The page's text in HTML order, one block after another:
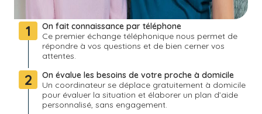
1
On fait connaissance par téléphone
Ce premier échange téléphonique nous permet de
répondre à vos questions et de bien cerner vos
attentes.
2
On évalue les besoins de votre proche à domicile
Un coordinateur se déplace gratuitement à domicile
pour évaluer la situation et élaborer un plan d’aide
personnalisé, sans engagement.